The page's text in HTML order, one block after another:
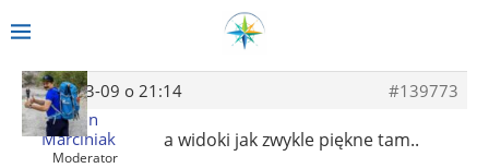
2014-03-09 o 21:14
#139773
Albin
Marciniak
Moderator
a widoki jak zwykle piękne tam..